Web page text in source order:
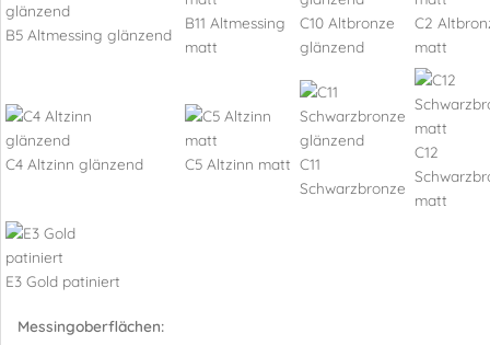
B5 Altmessing glänzend
B11 Altmessing
matt
C10 Altbronze
glänzend
C2
matt
C4 Altzinn glänzend C5 Altzinn matt C11
Schwarzbronze
C12
matt
E3 Gold patiniert
Messingoberflächen: